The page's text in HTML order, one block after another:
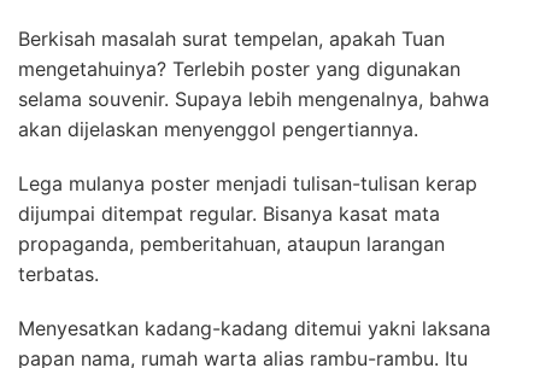
Berkisah masalah surat tempelan, apakah Tuan
mengetahuinya? Terlebih poster yang digunakan
selama souvenir. Supaya lebih mengenalnya, bahwa
akan dijelaskan menyenggol pengertiannya.
Lega mulanya poster menjadi tulisan-tulisan kerap
dijumpai ditempat regular. Bisanya kasat mata
propaganda, pemberitahuan, ataupun larangan
terbatas.
Menyesatkan kadang-kadang ditemui yakni laksana
papan nama, rumah warta alias rambu-rambu. Itu